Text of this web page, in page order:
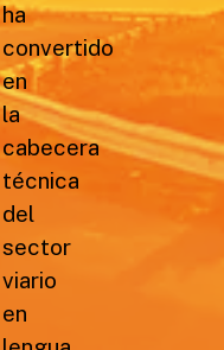
ha
convertido
en
la
cabecera
técnica
del
sector
viario
en